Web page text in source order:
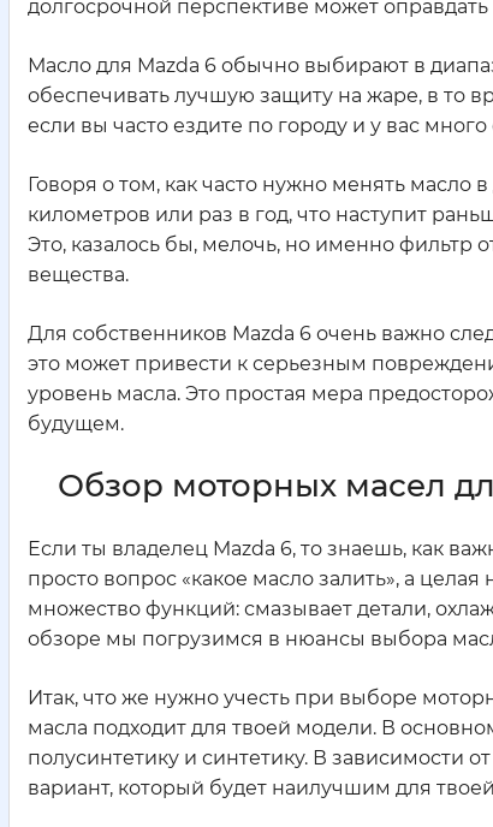
долгосрочной перспективе может
Масло для Mazda 6 обычно выбирают в
обеспечивать лучшую защиту на жаре, в то
если вы часто ездите по городу и у вас
Говоря о том, как часто нужно менять масло
километров или раз в год, что наступит
Это, казалось бы, мелочь, но именно фильтр
вещества.
Для собственников Mazda 6 очень важно
это может привести к серьезным
уровень масла. Это простая мера
будущем.
Обзор моторных масел
Если ты владелец Mazda 6, то знаешь, как
просто вопрос «какое масло залить», а
множество функций: смазывает детали,
обзоре мы погрузимся в нюансы выбора
Итак, что же нужно учесть при выборе
масла подходит для твоей модели. В
полусинтетику и синтетику. В зависимости
вариант, который будет наилучшим для